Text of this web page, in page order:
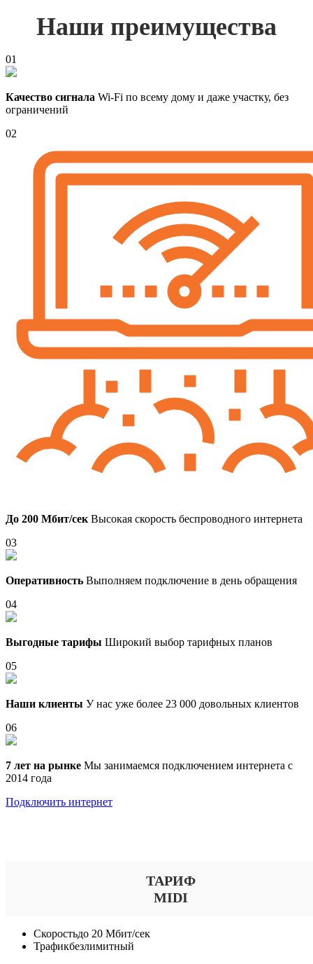
Наши преимущества
01
Качество сигнала Wi-Fi по всему дому и даже участку, без
ограничений
02
До 200 Мбит/сек Высокая скорость беспроводного интернета
03
Оперативность Выполняем подключение в день обращения
04
Выгодные тарифы Широкий выбор тарифных планов
05
Наши клиенты У нас уже более 23 000 довольных клиентов
06
7 лет на рынке Мы занимаемся подключением интернета с
2014 года
Подключить интернет
ТАРИФ
MIDI
Скоростьдо 20 Мбит/сек
Трафикбезлимитный